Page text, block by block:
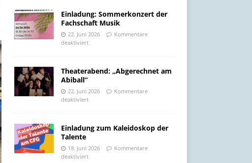
Einladung: Sommerkonzert der
Fachschaft Musik
22. Juni 2026
Kommentare
deaktiviert
Theaterabend: „Abgerechnet am
Abiball“
22. Juni 2026
Kommentare
deaktiviert
Einladung zum Kaleidoskop der
Talente
18. Juni 2026
Kommentare
deaktiviert